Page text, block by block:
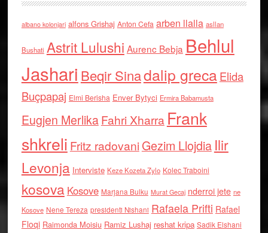
albano kolonjari alfons Grishaj Anton Cefa arben llalla asllan
Bushati Astrit Lulushi Aurenc Bebja Behlul
Jashari Beqir Sinadalip grecaElida
Buçpapaj Elmi Berisha Enver Bytyci Ermira Babamusta
Eugjen MerlikaFahri Xharra Frank
shkreli Fritz radovaniGezim Llojdia Ilir
Levonja Interviste Keze Kozeta Zylo Kolec Traboini
kosova Kosove Marjana Bulku Murat Gecaj nderroi jete ne
Kosove Nene Tereza presidenti Nishani Rafaela Prifti Rafael
Floqi Raimonda Moisiu Ramiz Lushaj reshat kripa Sadik Elshani